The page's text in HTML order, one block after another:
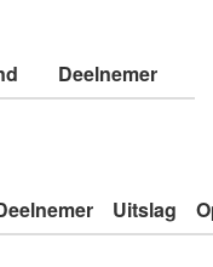
Deelnemer
Uitslag